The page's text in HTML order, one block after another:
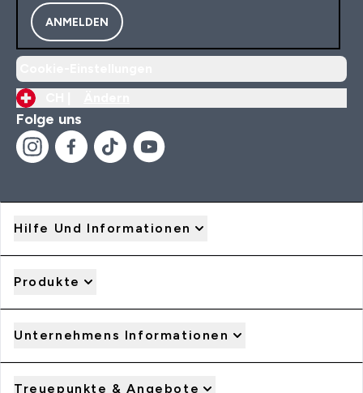
ANMELDEN
Folge uns
Hilfe Und Informationen
Produkte
Unternehmens Informationen
Treuepunkte & Angebote